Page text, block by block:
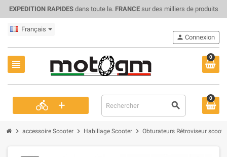
EXPEDITION RAPIDESdans toute la. FRANCEsur des milliers de produits
Français
view_headline
0
directions_bike + search
person Connexion
0
chevron_right accessoire Scooter chevron_right Habillage Scooter chevron_right Obturateurs Rétroviseur